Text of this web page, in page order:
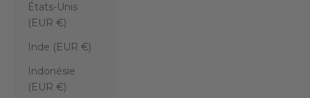
États-Unis
(EUR €)
Inde (EUR €)
Indonésie
(EUR €)